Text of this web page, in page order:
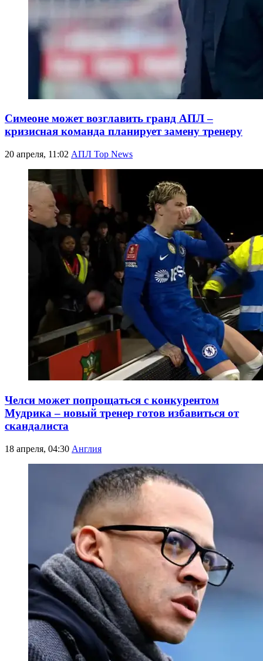
Симеоне может возглавить гранд АПЛ –
кризисная команда планирует замену тренеру
20 апреля, 11:02 АПЛ Top News
Челси может попрощаться с конкурентом
Мудрика – новый тренер готов избавиться от
скандалиста
18 апреля, 04:30 Англия